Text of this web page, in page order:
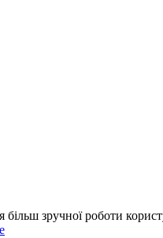
зручної роботи